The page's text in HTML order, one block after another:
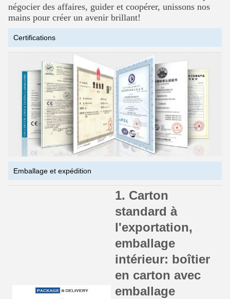
négocier des affaires, guider et coopérer, unissons nos
mains pour créer un avenir brillant!
Certifications
Emballage et expédition
1. Carton
standard à
l'exportation,
emballage
intérieur: boîtier
en carton avec
emballage